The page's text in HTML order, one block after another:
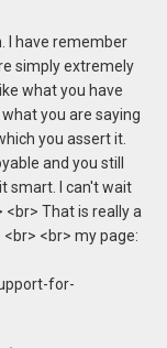
I have remember
simply extremely
what you have
you are saying
you assert it.
and you still
smart. I can't wait
That is really a
<br> my page:
for-